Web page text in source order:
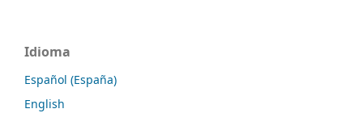
Idioma
Español (España)
English